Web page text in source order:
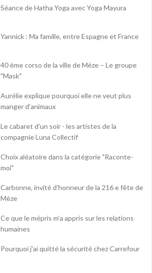
Séance de Hatha Yoga avec Yoga Mayura
Yannick : Ma famille, entre Espagne et France
40 ème corso de la ville de Mèze – Le groupe
"Mask"
Aurélie explique pourquoi elle ne veut plus
manger d’animaux
Le cabaret d'un soir - les artistes de la
compagnie Luna Collectif
Choix aléatoire dans la catégorie "Raconte-
moi"
Carbonne, invité d'honneur de la 216 e fête de
Mèze
Ce que le mépris m’a appris sur les relations
humaines
Pourquoi j'ai quitté la sécurité chez Carrefour